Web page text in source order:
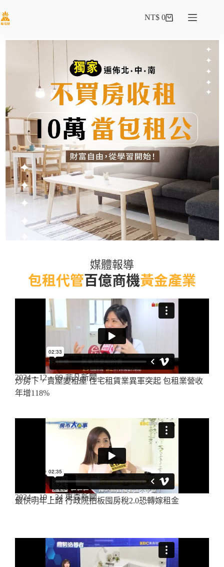
NT$ 0
媒體報導
包租代管百億商機黃金產業
2024・12・09 非凡新聞
炒房下，賣屋變租屋 住宅租賃業異軍突起 包租業營收
年增118%
2024・10・24 東森新聞
最快明年上路 行政院拍板囤房稅2.0恐轉嫁租金